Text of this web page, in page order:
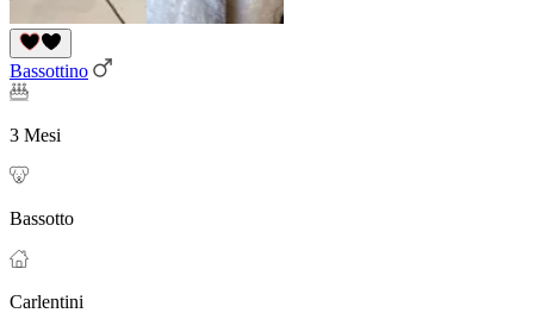
Bassottino
3 Mesi
Bassotto
Carlentini